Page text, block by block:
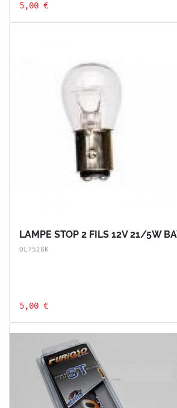
5,00 €
LAMPE STOP 2 FILS 12V 21/5W
OL7528K
5,00 €